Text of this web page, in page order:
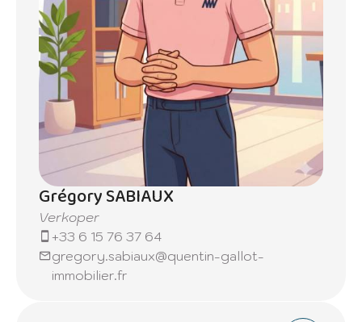
Grégory SABIAUX
Verkoper
+33 6 15 76 37 64
gregory.sabiaux@quentin-gallot-
immobilier.fr